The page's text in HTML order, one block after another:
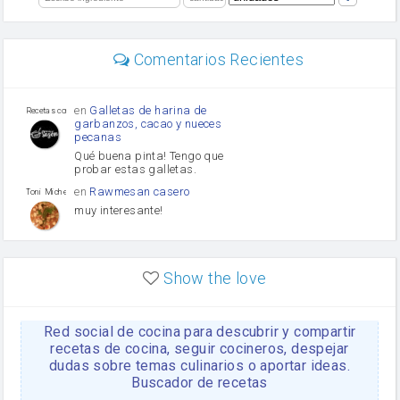
Comentarios Recientes
Recetas con sazon
en Galletas de harina de
garbanzos, cacao y nueces
pecanas
Qué buena pinta! Tengo que
probar estas galletas.
Toni Michel Caubet
en Rawmesan casero
muy interesante!
enLasaña casera fácil y
HOJALDROSA TV
enGachas de la abuela
Rosa
https://youtu.be/Mz69gcVO3sI
Show the love
Red social de cocina para descubrir y compartir
recetas de cocina, seguir cocineros, despejar
dudas sobre temas culinarios o aportar ideas.
Buscador de recetas